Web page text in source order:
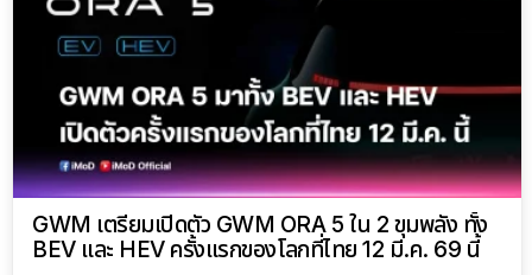
GWM เตรียมเปิดตัว GWM ORA 5 ใน 2 ขุมพลัง ทั้ง
BEV และ HEV ครั้งแรกของโลกที่ไทย 12 มี.ค. 69 นี้